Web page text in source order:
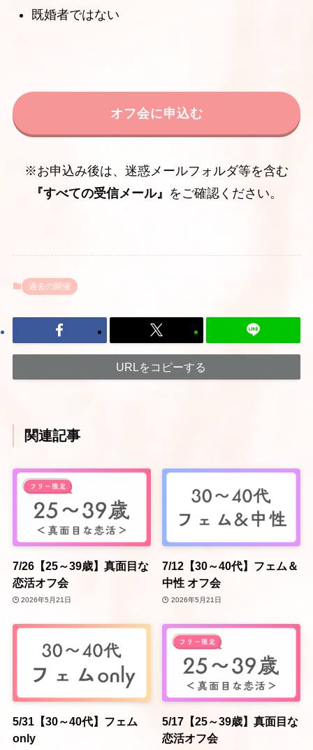
既婚者ではない
オフ会に申込む
※お申込み後は、迷惑メールフォルダ等を含む
『すべての受信メール』 をご確認ください。
過去の開催
URLをコピーする
関連記事
7/26【25～39歳】真面目な
恋活オフ会
2026年5月21日
7/12【30～40代】フェム＆
中性 オフ会
2026年5月21日
5/31【30～40代】フェム
only
5/17【25～39歳】真面目な
恋活オフ会